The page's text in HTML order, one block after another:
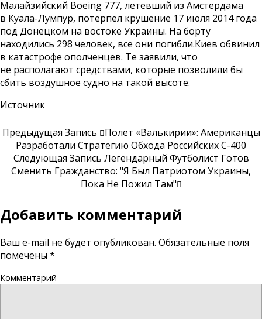
Малайзийский Boeing 777, летевший из Амстердама
в Куала-Лумпур, потерпел крушение 17 июля 2014 года
под Донецком на востоке Украины. На борту
находились 298 человек, все они погибли.Киев обвинил
в катастрофе ополченцев. Те заявили, что
не располагают средствами, которые позволили бы
сбить воздушное судно на такой высоте.
Источник
Предыдущая Запись
Полет «Валькирии»: Американцы
Разработали Стратегию Обхода Российских С-400
Следующая Запись Легендарный Футболист Готов
Сменить Гражданство: "Я Был Патриотом Украины,
Пока Не Пожил Там"
Добавить комментарий
Ваш e-mail не будет опубликован. Обязательные поля
помечены *
Комментарий